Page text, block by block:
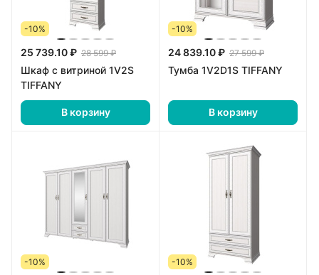
-10%
25 739.10 ₽ 28 599 ₽
Шкаф с витриной 1V2S
TIFFANY
В корзину
-10%
24 839.10 ₽ 27 599 ₽
Тумба 1V2D1S TIFFANY
В корзину
-10% -10%